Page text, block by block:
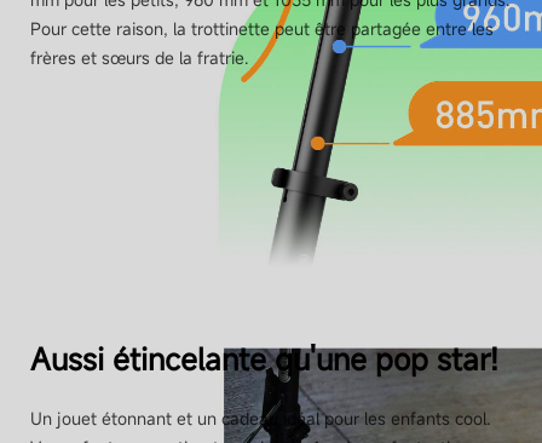
Pour cette raison, la trottinette peut être partagée entre les
frères et sœurs de la fratrie.
Aussi étincelante qu'une pop star!
Un jouet étonnant et un cadeau idéal pour les enfants cool.
Etanchéité à l'eau
IPX4 & batterie IPX6
Système intelligent de gestion de batterie (BMS)
Oui